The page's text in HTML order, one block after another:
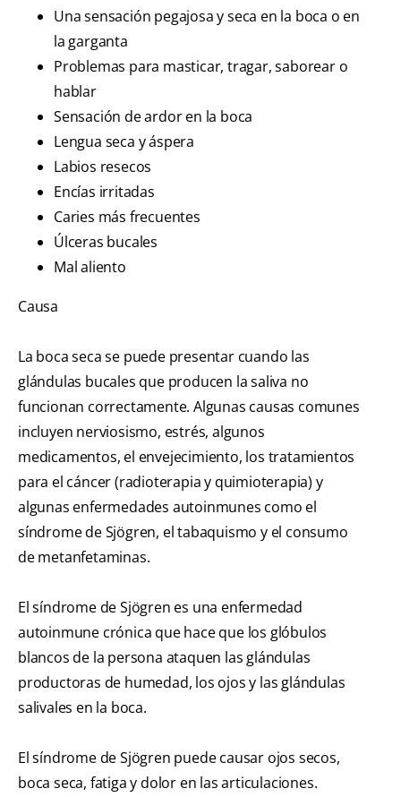
Una sensación pegajosa y seca en la boca o en
la garganta
Problemas para masticar, tragar, saborear o
hablar
Sensación de ardor en la boca
Lengua seca y áspera
Labios resecos
Encías irritadas
Caries más frecuentes
Úlceras bucales
Mal aliento
Causa
La boca seca se puede presentar cuando las
glándulas bucales que producen la saliva no
funcionan correctamente. Algunas causas comunes
incluyen nerviosismo, estrés, algunos
medicamentos, el envejecimiento, los tratamientos
para el cáncer (radioterapia y quimioterapia) y
algunas enfermedades autoinmunes como el
síndrome de Sjögren, el tabaquismo y el consumo
de metanfetaminas.
El síndrome de Sjögren es una enfermedad
autoinmune crónica que hace que los glóbulos
blancos de la persona ataquen las glándulas
productoras de humedad, los ojos y las glándulas
salivales en la boca.
El síndrome de Sjögren puede causar ojos secos,
boca seca, fatiga y dolor en las articulaciones.